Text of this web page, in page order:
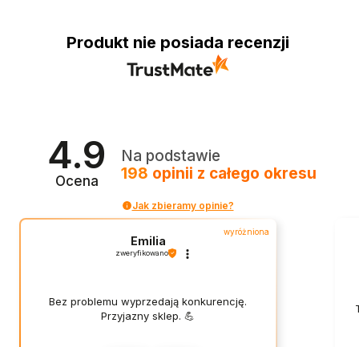
Produkt nie posiada recenzji
4.9
Ocena
Na podstawie
198 opinii z całego okresu
Jak zbieramy opinie?
wyróżniona
Emilia
zweryfikowano
Bez problemu wyprzedają konkurencję.
Przyjazny sklep. 💪